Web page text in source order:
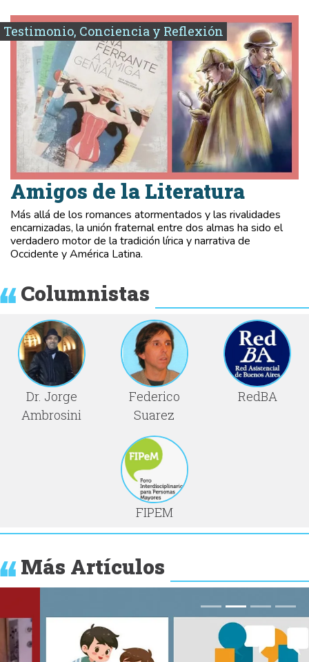
Testimonio, Conciencia y Reflexión
Amigos de la Literatura
Más allá de los romances atormentados y las rivalidades
encarnizadas, la unión fraternal entre dos almas ha sido el
verdadero motor de la tradición lírica y narrativa de
Occidente y América Latina.
Columnistas
Dr. Jorge
Ambrosini
Federico
Suarez
RedBA
FIPEM
Más Artículos